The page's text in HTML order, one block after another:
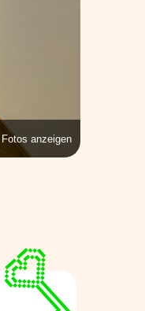
anzeigen